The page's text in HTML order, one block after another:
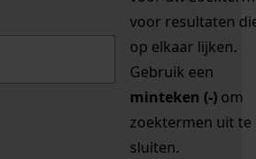
voor resultaten
op elkaar lijken.
Gebruik een
minteken (-) om
zoektermen uit te
sluiten.